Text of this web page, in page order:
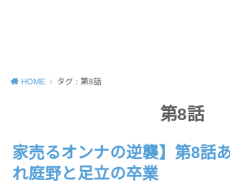
HOME タグ : 第8話
第8話
家売るオンナの逆襲】第8話
れ庭野と足立の卒業